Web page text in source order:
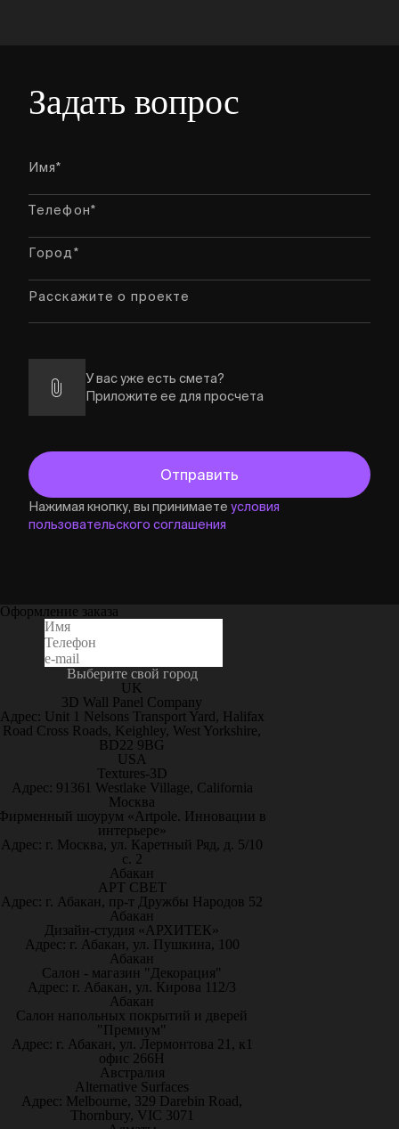
Задать вопрос
У вас уже есть смета?
Приложите ее для просчета
Нажимая кнопку, вы принимаете условия
пользовательского соглашения
Оформление заказа
Выберите свой город
UK
3D Wall Panel Company
Адрес: Unit 1 Nelsons Transport Yard, Halifax
Road Cross Roads, Keighley, West Yorkshire,
BD22 9BG
USA
Textures-3D
Адрес: 91361 Westlake Village, California
Москва
шоурум «Artpole. Инновации в
интерьере»
Адрес: г. Москва, ул. Каретный Ряд, д. 5/10
с. 2
Абакан
АРТ СВЕТ
Адрес: г. Абакан, пр-т Дружбы Народов 52
Абакан
Дизайн-студия «АРХИТЕК»
Адрес: г. Абакан, ул. Пушкина, 100
Абакан
Салон - магазин "Декорация"
Адрес: г. Абакан, ул. Кирова 112/3
Абакан
Салон напольных покрытий и дверей
"Премиум"
Адрес: г. Абакан, ул. Лермонтова 21, к1
офис 266Н
Австралия
Alternative Surfaces
Адрес: Melbourne, 329 Darebin Road,
Thornbury, VIC 3071